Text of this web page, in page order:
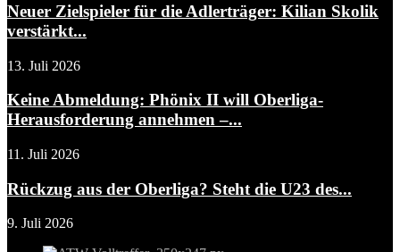
Neuer Zielspieler für die Adlerträger: Kilian Skolik
verstärkt...
13. Juli 2026
Keine Abmeldung: Phönix II will Oberliga-
Herausforderung annehmen –...
11. Juli 2026
Rückzug aus der Oberliga? Steht die U23 des...
9. Juli 2026